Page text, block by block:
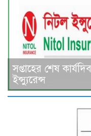
সপ্তাহের শেষ
ইন্স্যুরেন্স